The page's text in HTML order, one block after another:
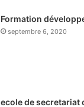
Formation
septembre 6, 2020
ecole de secretariat